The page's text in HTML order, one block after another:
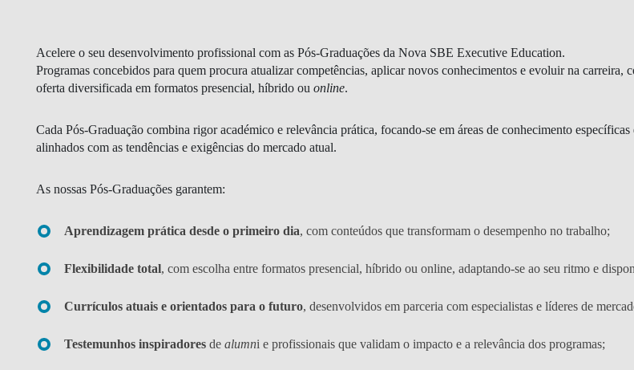
LIDERANÇA E GESTÃO DA
MUDANÇA
IA DATA DIGITAL
BLOGUE CONTACTOS
Acelere o seu desenvolvimento profissional com as Pós-Graduações da Nova SBE Executive Education.
Programas concebidos para quem procura atualizar competências, aplicar novos conhecimentos e evoluir na carreira,
oferta diversificada em formatos presencial, híbridoou online.
Cada Pós-Graduação combina rigor académico e relevância prática, focando-se em áreas de conhecimento específicas
alinhados com as tendências e exigências do mercado atual.
As nossas Pós-Graduações garantem:
Aprendizagem prática desde o primeiro dia, com conteúdos que transformam o desempenho no trabalho;
Flexibilidade total, com escolha entre formatos presencial, híbrido ou online, adaptando-se ao seu ritmo e
Currículos atuais e orientados para o futuro, desenvolvidos em parceria com especialistas e líderes de
Testemunhos inspiradoresde alumni e profissionais que validam o impacto e a relevância dos programas;